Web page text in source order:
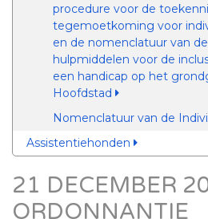
procedure voor de
tegemoetkoming voor
en de nomenclatuur van
hulpmiddelen voor de
een handicap op het
Hoofdstad
Nomenclatuur van de
Assistentiehonden
21 DECEMBER
ORDONNANTIE